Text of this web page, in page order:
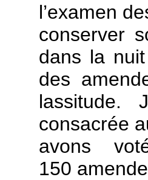
l’examen
conserver
dans la
des
lassitude.
consacrée
avons
150